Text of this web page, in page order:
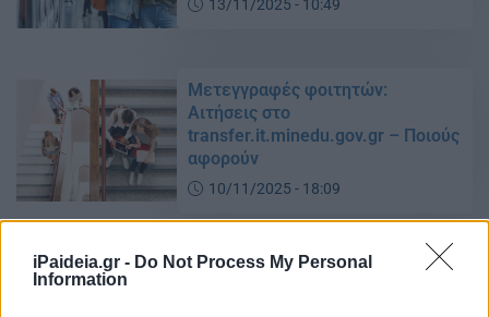
iPaideia.gr - Do Not Process My Personal
Information
13/11/2025 - 10:49
Μετεγγραφές φοιτητών:
Αιτήσεις στο
transfer.it.minedu.gov.gr – Ποιούς
αφορούν
10/11/2025 - 18:09
Μετεγγραφές φοιτητών: